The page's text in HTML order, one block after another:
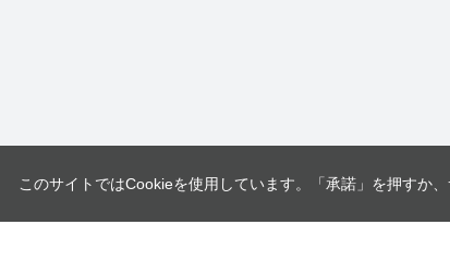
このサイトではCookieを使用しています。「承諾」を押すか